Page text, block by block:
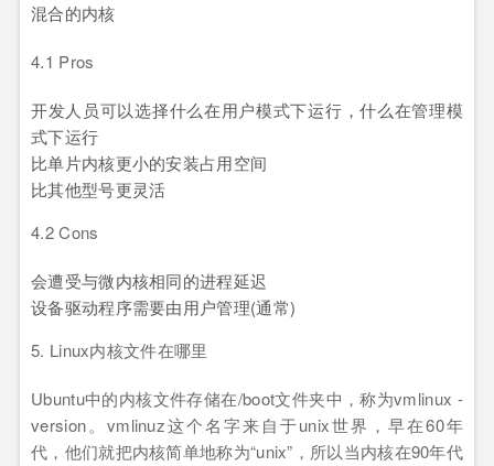
混合的内核
4.1 Pros
开发人员可以选择什么在用户模式下运行，什么在管理模
式下运行
比单片内核更小的安装占用空间
比其他型号更灵活
4.2 Cons
会遭受与微内核相同的进程延迟
设备驱动程序需要由用户管理(通常)
5. Linux内核文件在哪里
Ubuntu中的内核文件存储在/boot文件夹中，称为vmlinux -
version。vmlinuz这个名字来自于unix世界，早在60年
代，他们就把内核简单地称为“unix”，所以当内核在90年代